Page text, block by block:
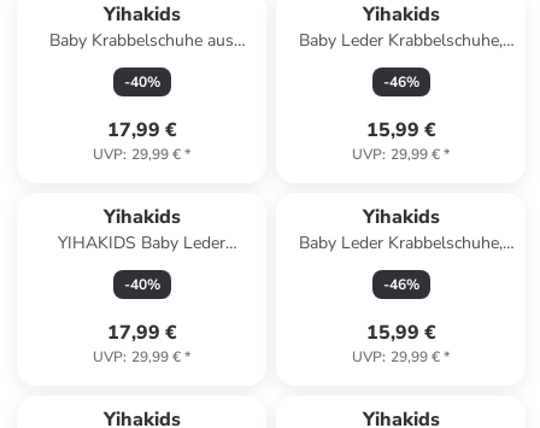
Yihakids
Baby Krabbelschuhe aus
Leder, weiche Lauflernschuhe
mit rutschfester Sohle
-40%
17,99 €
UVP: 29,99 €*
Yihakids
Baby Leder Krabbelschuhe,
mit rutschfester Sohle – Grau
-46%
15,99 €
UVP: 29,99 €*
Yihakids
YIHAKIDS Baby Leder
Lauflernschuhe Weiche
Lederpuschen
-40%
17,99 €
UVP: 29,99 €*
Yihakids
Baby Leder Krabbelschuhe,
Grau, mit rutschfester harter
Sohle - Sternenmuster
-46%
15,99 €
UVP: 29,99 €*
Yihakids Yihakids